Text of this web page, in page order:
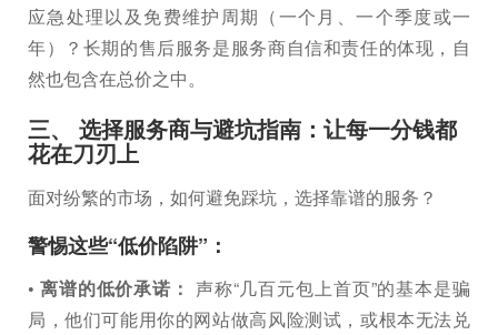
应急处理以及免费维护周期（一个月、一个季度或一
年）？长期的售后服务是服务商自信和责任的体现，自
然也包含在总价之中。
三、 选择服务商与避坑指南：让每一分钱都
花在刀刃上
面对纷繁的市场，如何避免踩坑，选择靠谱的服务？
警惕这些“低价陷阱”：
• 离谱的低价承诺： 声称“几百元包上首页”的基本是骗
局，他们可能用你的网站做高风险测试，或根本无法兑